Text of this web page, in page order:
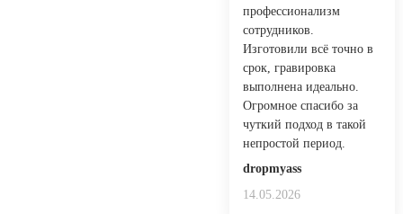
профессионализм
сотрудников.
Изготовили всё точно в
срок, гравировка
выполнена идеально.
Огромное спасибо за
чуткий подход в такой
непростой период.
dropmyass
14.05.2026